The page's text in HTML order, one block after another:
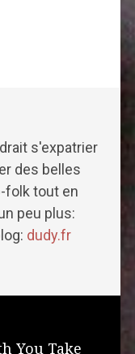
s'expatrier
des belles
folk tout en
peu plus:
dudy.fr
You Take